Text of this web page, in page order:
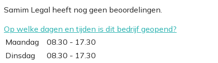
Samim Legal heeft nog geen beoordelingen.
Op welke dagen en tijden is dit bedrijf geopend?
Maandag
08.30 - 17.30
Dinsdag
08.30 - 17.30